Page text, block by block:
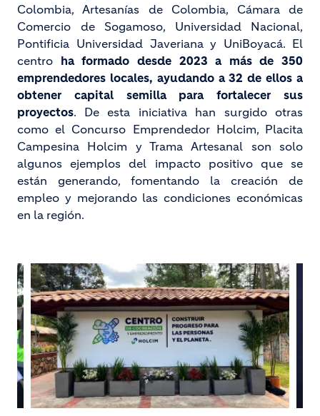
Colombia, Artesanías de Colombia, Cámara de
Comercio de Sogamoso, Universidad Nacional,
Pontificia Universidad Javeriana y UniBoyacá. El
centro ha formado desde 2023 a más de 350
emprendedores locales, ayudando a 32 de ellos a
obtener capital semilla para fortalecer sus
proyectos. De esta iniciativa han surgido otras
como el Concurso Emprendedor Holcim, Placita
Campesina Holcim y Trama Artesanal son solo
algunos ejemplos del impacto positivo que se
están generando, fomentando la creación de
empleo y mejorando las condiciones económicas
en la región.